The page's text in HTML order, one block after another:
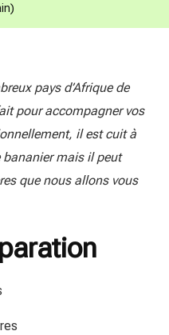
pays d’Afrique de
pour accompagner vos
il est cuit à
bananier mais il peut
que nous allons vous